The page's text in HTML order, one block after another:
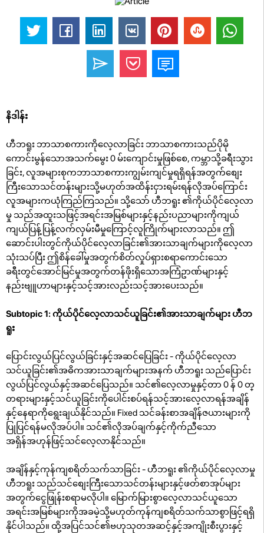
နိဒါန်း
ဟီဘရူး ဘာသာစကားကိုလေ့လာခြင်း ဘာသာစကားသည်ပိုမို
ကောင်းမွန်သောအသက်မွေး 0 မ်းကျောင်းမှုဖြစ်စေ, ကမ္ဘာသို့ခရီးသွား
ခြင်း, လူအများစုကဘာသာစကားကျွမ်းကျင်မှုရရှိရန်အတွက်စျေး
ကြီးသောသင်တန်းများသို့မဟုတ်အထိန်းငှားရမ်းရန်လိုအပ်ကြောင်း
လူအများကယုံကြည်ကြသည်။ သို့သော် ဟီဘရူး ၏ကိုယ်ပိုင်လေ့လာ
မှု သည်အထူးသဖြင့်အရင်းအမြစ်များနှင့်နည်းပညာများကိုကျယ်
ကျယ်ပြန့်ပြန့်လက်လှမ်းမီမှုကြောင့်လူကြိုက်များလာသည်။ ဤ
ဆောင်းပါးတွင်ကိုယ်ပိုင်လေ့လာခြင်း၏အားသာချက်များကိုလေ့လာ
သုံးသပ်ပြီး ဤစိန်ခေါ်မှုအတွက်စိတ်လှုပ်ရှားစရာကောင်းသော
ခရီးတွင်အောင်မြင်မှုအတွက်တန်ဖိုးရှိသောအကြံဥာဏ်များနှင့်
နည်းဗျူဟာများနှင့်သင့်အားလည်းသင့်အားပေးသည်။
Subtopic 1: ကိုယ်ပိုင်လေ့လာသင်ယူခြင်း၏အားသာချက်များ ဟီဘ
ရူး
ပြောင်းလွယ်ပြင်လွယ်ခြင်းနှင့်အဆင်ပြေခြင်း - ကိုယ်ပိုင်လေ့လာ
သင်ယူခြင်း၏အဓိကအားသာချက်များအနက် ဟီဘရူး သည်ပြောင်း
လွယ်ပြင်လွယ်နှင့်အဆင်ပြေသည်။ သင်၏လေ့လာမှုနှင့်တာ 0 န် 0 တ္
တရားများနှင့်သင်ယူခြင်းကိုပေါင်းစပ်ရန်သင့်အားလေ့လာရန်အချိန်
နှင့်နေရာကိုရွေးချယ်နိုင်သည်။ Fixed သင်ခန်းစာအချိန်ဇယားများကို
ပြုပြင်ရန်မလိုအပ်ပါ။ သင်၏လိုအပ်ချက်နှင့်ကိုက်ညီသော
အရှိန်အဟုန်ဖြင့်သင်လေ့လာနိုင်သည်။
အချိန်နှင့်ကုန်ကျစရိတ်သက်သာခြင်း - ဟီဘရူး ၏ကိုယ်ပိုင်လေ့လာမှု
ဟီဘရူး သည်သင်စျေးကြီးသောသင်တန်းများနှင့်ဖတ်စာအုပ်များ
အတွက်ငွေဖြုန်းစရာမလိုပါ။ မြောက်မြားစွာလေ့လာသင်ယူသော
အရင်းအမြစ်များကိုအခမဲ့သို့မဟုတ်ကုန်ကျစရိတ်သက်သာစွာဖြင့်ရရှိ
နိုင်ပါသည်။ ထို့အပြင်သင်၏ဗဟုသုတအဆင့်နှင့်အကျိုးစီးပွားနှင့်